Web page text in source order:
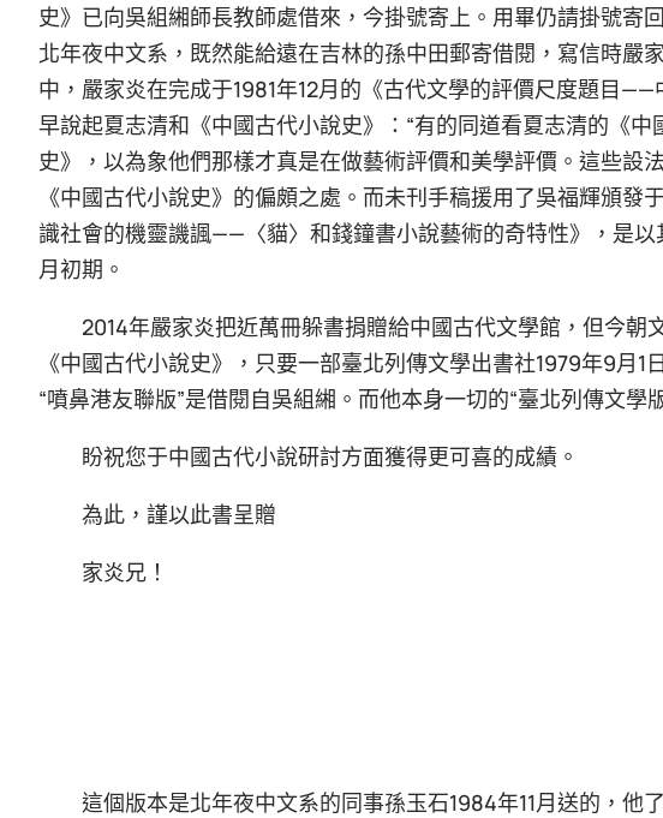
史》已向吳組緗師長教師處借來，今掛號寄上。用畢仍請掛號寄
北年夜中文系，既然能給遠在吉林的孫中田郵寄借閱，寫信時嚴
中，嚴家炎在完成于1981年12月的《古代文學的評價尺度題目
早說起夏志清和《中國古代小說史》：“有的同道看夏志清的《
史》，以為象他們那樣才真是在做藝術評價和美學評價。這些設
《中國古代小說史》的偏頗之處。而未刊手稿援用了吳福輝頒發
識社會的機靈譏諷——〈貓〉和錢鐘書小說藝術的奇特性》，是
月初期。
2014年嚴家炎把近萬冊躲書捐贈給中國古代文學館，但今朝
《中國古代小說史》，只要一部臺北列傳文學出書社1979年9月
“噴鼻港友聯版”是借閱自吳組緗。而他本身一切的“臺北列傳文學
盼祝您于中國古代小說研討方面獲得更可喜的成績。
為此，謹以此書呈贈
家炎兄！
這個版本是北年夜中文系的同事孫玉石1984年11月送的，他